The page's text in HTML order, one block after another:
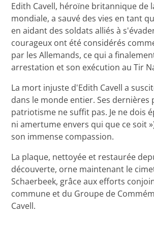
Edith Cavell, héroïne britannique de
mondiale, a sauvé des vies en tant
en aidant des soldats alliés à
courageux ont été considérés
par les Allemands, ce qui a
arrestation et son exécution au Tir
La mort injuste d'Edith Cavell a
dans le monde entier. Ses dernières
patriotisme ne suffit pas. Je ne dois
ni amertume envers qui que ce soit
son immense compassion.
La plaque, nettoyée et restaurée
découverte, orne maintenant le
Schaerbeek, grâce aux efforts
commune et du Groupe de
Cavell.